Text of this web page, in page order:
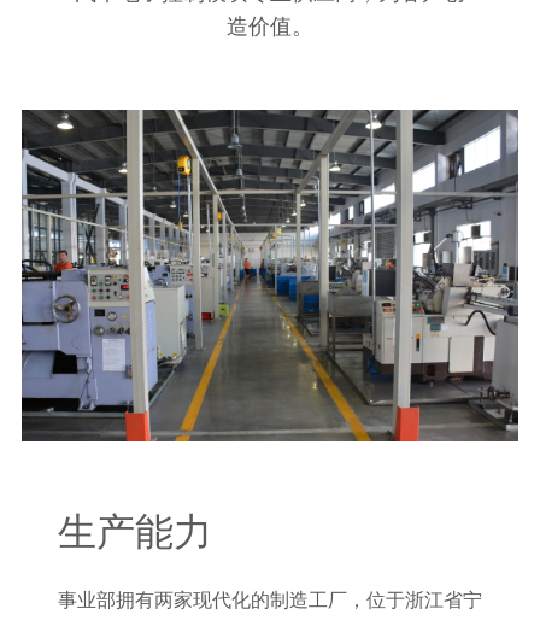
造价值。
生产能力
事业部拥有两家现代化的制造工厂，位于浙江省宁